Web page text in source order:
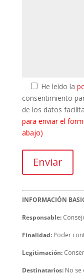
He leído la
consentimiento
de los datos
para enviar el
abajo)
INFORMACIÓN
Responsable:
Finalidad: Poder
Legitimación:
Destinatarios: No se